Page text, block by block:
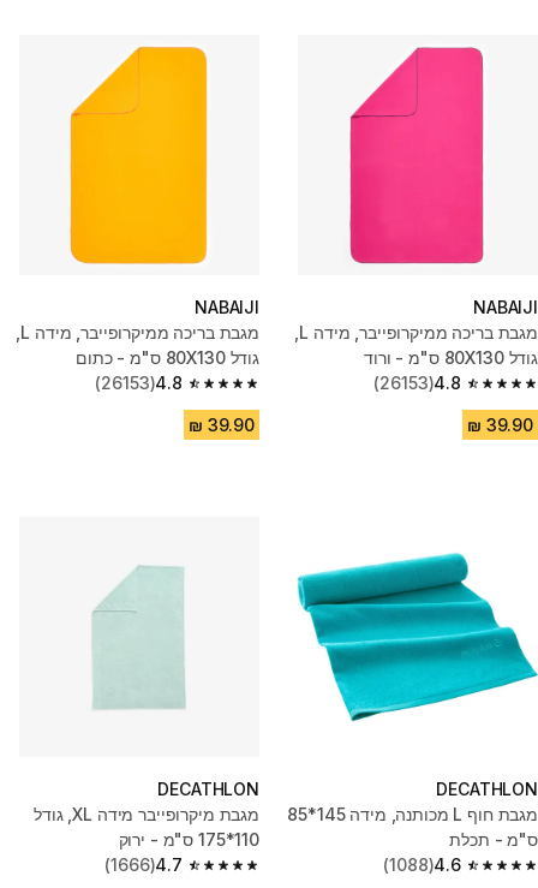
NABAIJI
גודל 80X130 ס"מ - ורוד
4.8
4.8 out of 5 stars from 26153 reviews
(26153)
NABAIJI
גודל 80X130 ס"מ - כתום
4.8
4.8 out of 5 stars from 26153 reviews
(26153)
DECATHLON
מגבת חוף L מכותנה, מידה 145*85
ס"מ - תכלת
4.6
4.6 out of 5 stars from 1088 reviews
(1088)
DECATHLON
מגבת מיקרופייבר מידה XL, גודל
110*175 ס"מ - ירוק
4.7
4.7 out of 5 stars from 1666 reviews
(1666)